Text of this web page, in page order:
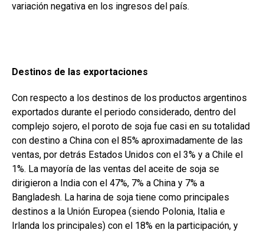
variación negativa en los ingresos del país.
Destinos de las exportaciones
Con respecto a los destinos de los productos argentinos
exportados durante el periodo considerado, dentro del
complejo sojero, el poroto de soja fue casi en su totalidad
con destino a China con el 85% aproximadamente de las
ventas, por detrás Estados Unidos con el 3% y a Chile el
1%. La mayoría de las ventas del aceite de soja se
dirigieron a India con el 47%, 7% a China y 7% a
Bangladesh. La harina de soja tiene como principales
destinos a la Unión Europea (siendo Polonia, Italia e
Irlanda los principales) con el 18% en la participación, y